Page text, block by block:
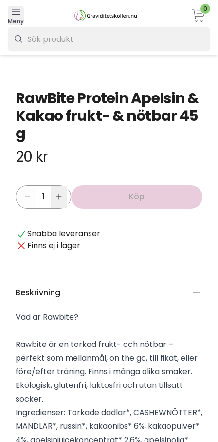
Meny
0
RawBite Protein Apelsin &
Kakao frukt- & nötbar 45
g
20 kr
Köp
Snabba leveranser
Finns ej i lager
Beskrivning
Vad är Rawbite?
Rawbite är en torkad frukt- och nötbar –
perfekt som mellanmål, on the go, till fikat, eller
före/efter träning. Finns i många olika smaker.
Ekologisk, glutenfri, laktosfri och utan tillsatt
socker.
Ingredienser: Torkade dadlar*, CASHEWNÖTTER*,
MANDLAR*, russin*, kakaonibs* 6%, kakaopulver*